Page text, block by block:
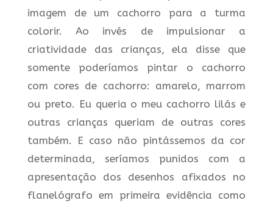
imagem de um cachorro para a turma
colorir. Ao invés de impulsionar a
criatividade das crianças, ela disse que
somente poderíamos pintar o cachorro
com cores de cachorro: amarelo, marrom
ou preto. Eu queria o meu cachorro lilás e
outras crianças queriam de outras cores
também. E caso não pintássemos da cor
determinada, seríamos punidos com a
apresentação dos desenhos afixados no
flanelógrafo em primeira evidência como